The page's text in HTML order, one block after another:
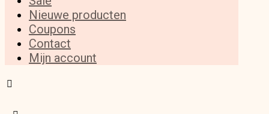
Nieuwe producten
Coupons
Contact
Mijn account